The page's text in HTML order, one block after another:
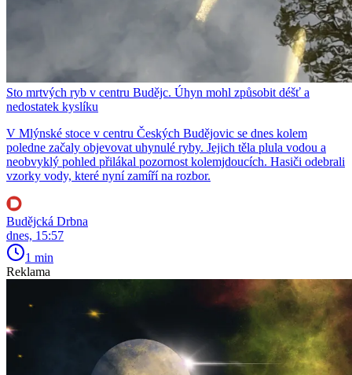
Sto mrtvých ryb v centru Budějc. Úhyn mohl způsobit déšť a
nedostatek kyslíku
V Mlýnské stoce v centru Českých Budějovic se dnes kolem
poledne začaly objevovat uhynulé ryby. Jejich těla plula vodou a
neobvyklý pohled přilákal pozornost kolemjdoucích. Hasiči odebrali
vzorky vody, které nyní zamíří na rozbor.
Budějcká Drbna
dnes, 15:57
1 min
Reklama